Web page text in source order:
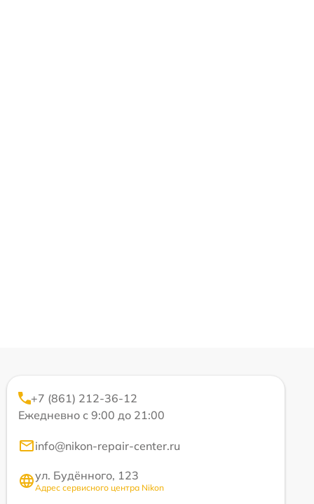
+7 (861) 212-36-12
Ежедневно с 9:00 до 21:00
info@nikon-repair-center.ru
ул. Будённого, 123
Адрес сервисного центра Nikon